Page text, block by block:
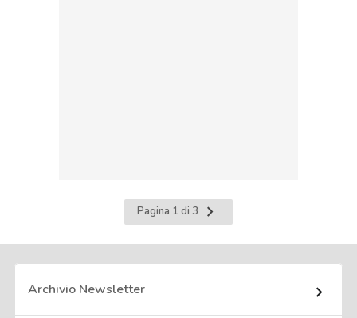
Pagina 1 di 3
Pagina
successiva
Archivio Newsletter